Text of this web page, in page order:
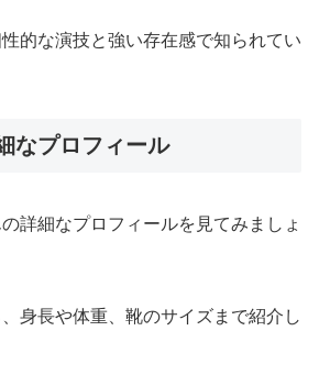
的な演技と強い存在感で知られてい
なプロフィール
詳細なプロフィールを見てみましょ
身長や体重、靴のサイズまで紹介し